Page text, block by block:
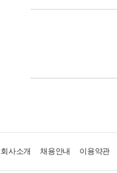
회사소개 채용안내 이용약관